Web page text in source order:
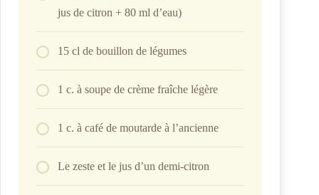
jus de citron + 80 ml d’eau)
15 cl de bouillon de légumes
1 c. à soupe de crème fraîche légère
1 c. à café de moutarde à l’ancienne
Le zeste et le jus d’un demi-citron